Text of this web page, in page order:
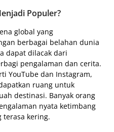
Populer?
global yang
berbagai belahan dunia
dapat dilacak dari
pengalaman dan cerita.
YouTube dan Instagram,
ruang untuk
destinasi. Banyak orang
nyata ketimbang
terasa kering.